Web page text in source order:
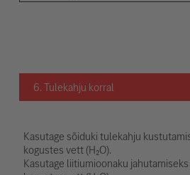
6. Tulekahju korral
Kasutage sõiduki tulekahju
kogustes vett (H₂O).
Kasutage liitiumioonaku